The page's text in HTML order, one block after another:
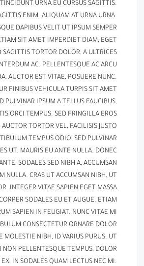
URNA EU CURSUS SAGITTIS.
ENIM. ALIQUAM AT URNA URNA.
DAPIBUS VELIT UT IPSUM SEMPER
SIT AMET IMPERDIET DIAM, EGET
SAGITTIS TORTOR DOLOR, A ULTRICES
AC. PELLENTESQUE AC ARCU
AUCTOR EST VITAE, POSUERE NUNC.
FINIBUS VEHICULA TURPIS SIT AMET
PULVINAR IPSUM A TELLUS FAUCIBUS,
ORCI TEMPUS. SED FRINGILLA EROS
TORTOR VEL, FACILISIS JUSTO.
TEMPUS ODIO, SED PULVINAR
UT. MAURIS EU ANTE NULLA. DONEC
SODALES SED NIBH A, ACCUMSAN
NULLA. CRAS UT ACCUMSAN NIBH, UT
INTEGER VITAE SAPIEN EGET MASSA
SODALES EU ET AUGUE. ETIAM
SAPIEN IN FEUGIAT. NUNC VITAE MI
CONSECTETUR ORNARE DOLOR.
MOLESTIE NIBH, ID VARIUS PURUS. UT
NON PELLENTESQUE TEMPUS, DOLOR
EX, IN SODALES QUAM LECTUS NEC MI.